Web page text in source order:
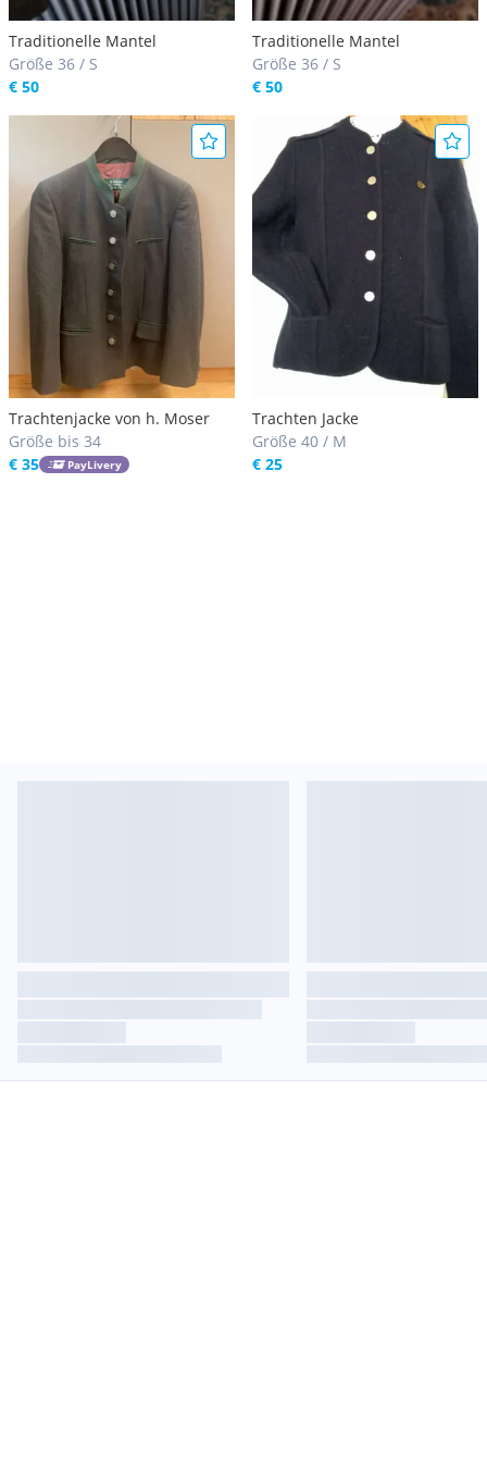
Traditionelle Mantel
Größe 36 / S
€ 50
Traditionelle Mantel
Größe 36 / S
€ 50
Trachtenjacke von h. Moser
Größe bis 34
€ 35
PayLivery
Trachten Jacke
Größe 40 / M
€ 25